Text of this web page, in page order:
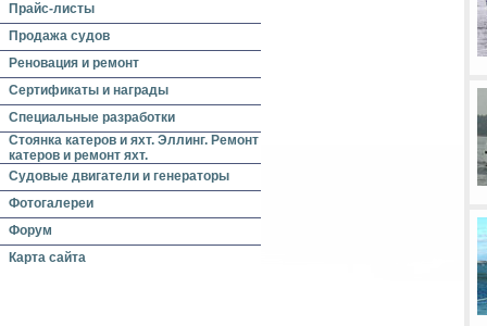
Прайс-листы
Продажа судов
Реновация и ремонт
Сертификаты и награды
Специальные разработки
Стоянка катеров и яхт. Эллинг. Ремонт
катеров и ремонт яхт.
Судовые двигатели и генераторы
Фотогалереи
Форум
Карта сайта